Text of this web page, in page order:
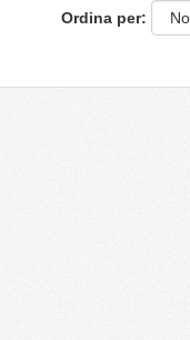
Ordina per